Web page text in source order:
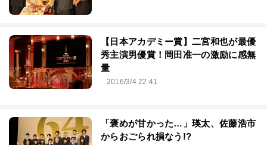
【日本アカデミー賞】二宮和也が最優
秀主演男優賞！岡田准一の激励に感無
量
2016/3/4 22:41
「褒めが甘かった…」瑛太、佐藤浩市
からおごられ損なう!?